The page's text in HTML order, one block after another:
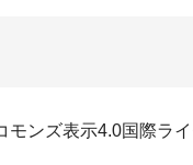
ンズ表示4.0国際ラ